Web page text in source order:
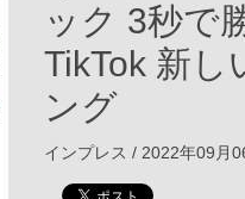
ック 3秒で
TikTok 新し
ング
インプレス / 2022年09月